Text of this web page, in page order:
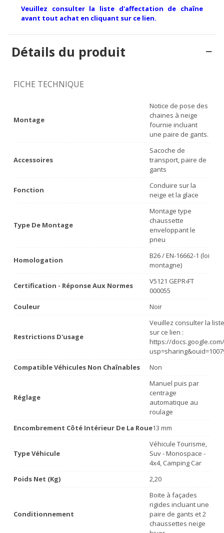
Veuillez consulter la liste d'affectation de chaîne
avant tout achat en cliquant sur ce lien.
Détails du produit
FICHE TECHNIQUE
Montage
Notice de pose des
chaines à neige
fournie incluant
une paire de gants.
Accessoires
Sacoche de
transport, paire de
gants
Fonction
Conduire sur la
neige et la glace
Type De Montage
Montage type
chaussette
enveloppant le
pneu
Homologation
B26 / EN-16662-1 (loi
montagne)
Certification - Réponse Aux Normes
V5121 GEPR‹FT
000055
Couleur
Noir
Restrictions D'usage
Veuillez consulter la
sur ce lien :
https://
Compatible Véhicules Non Chaînables
Non
Réglage
Manuel puis par
centrage
automatique au
roulage
Encombrement Côté Intérieur De La Roue13 mm
Type Véhicule
Véhicule Tourisme,
Suv - Monospace -
4x4, Camping Car
Poids Net (Kg)
2,20
Conditionnement
Boite à façades
rigides incluant une
paire de gants et 2
chaussettes neige